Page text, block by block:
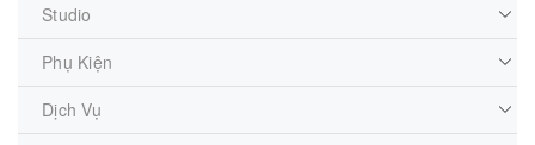
Studio
Phụ Kiện
Dịch Vụ